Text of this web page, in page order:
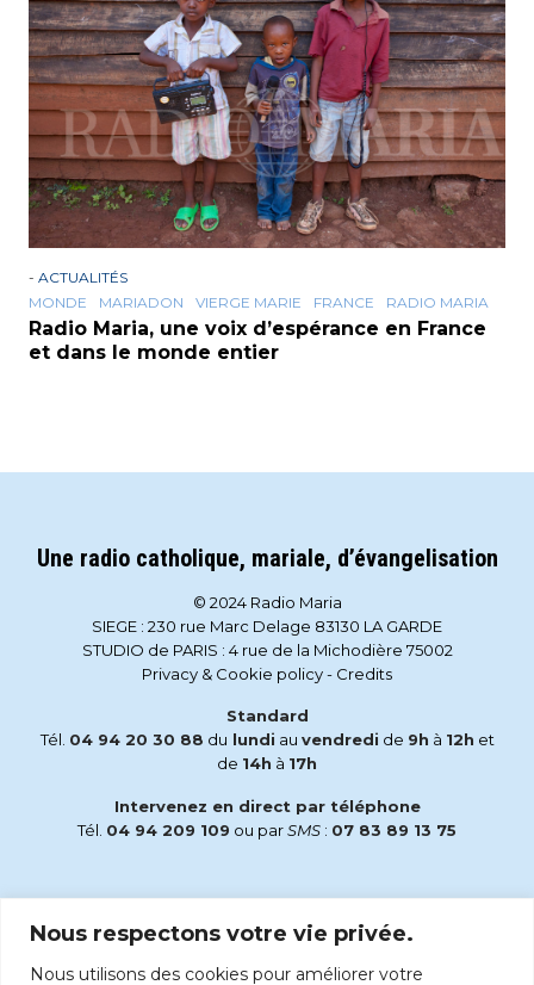
Nous respectons votre vie privée.
Nous utilisons des cookies pour améliorer votre
- ACTUALITÉS
MONDE
MARIADON VIERGE MARIE FRANCE RADIO MARIA
Radio Maria, une voix d’espérance en France
et dans le monde entier
Une radio catholique, mariale, d’évangelisation
© 2024 Radio Maria
SIEGE : 230 rue Marc Delage 83130 LA GARDE
STUDIO de PARIS : 4 rue de la Michodière 75002
Privacy & Cookie policy- Credits
Standard
Tél. 04 94 20 30 88 du lundi au vendredi de 9h à 12h et
de 14h à 17h
Intervenez en direct par téléphone
Tél. 04 94 209 109 ou parSMS : 07 83 89 13 75
accueil@radiomaria.fr